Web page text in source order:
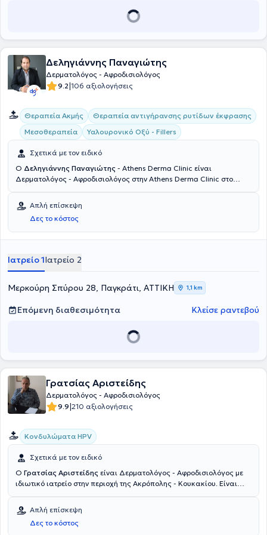
Δεληγιάννης Παναγιώτης
Δερματολόγος - Αφροδισιολόγος
9.2|106 αξιολογήσεις
Θεραπεία Ακμής
Θεραπεία αντιγήρανσης ρυτίδων έκφρασης
Μεσοθεραπεία
Υαλουρονικό Οξύ - Fillers
Σχετικά με τον ειδικό
Ο Δεληγιάννης Παναγιώτης - Athens Derma Clinic είναι
Δερματολόγος - Αφροδισιολόγος στην Athens Derma Clinic στο
πτυχιούχος της Ιατρικής Σχολής του Δημοκρίτειου Πανεπιστημίου
Θράκης. Ο γιατρός ειδικεύτηκε στο Νοσοκομείο Αφροδίσιων &
Δερματικών Νόσων Αθηνών "Ανδρέας Συγγρός" και έχει πολυετή
εμπειρία σε περιστατικά laser αποτρίχωσης, peeling, θεραπείας
Derma Clinic προσφέρονται πλήθος υπηρεσιών, εξατομικευμένες
για τις ανάγκες εκάστοτε ασθενούς.
Απλή επίσκεψη
Δες το κόστος
Ιατρείο 1Ιατρείο 2
Μερκούρη Σπύρου 28, Παγκράτι, ΑΤΤΙΚΗ 1,1 km
Επόμενη διαθεσιμότητα Κλείσε ραντεβού
Γρατσίας Αριστείδης
Δερματολόγος - Αφροδισιολόγος
9.9|210 αξιολογήσεις
Κονδυλώματα HPV
Σχετικά με τον ειδικό
Ο Γρατσίας Αριστείδης είναι Δερματολόγος - Αφροδισιολόγος με
ιδιωτικό ιατρείο στην περιοχή της Ακρόπολης - Κουκακίου. Είναι
λάβει εκπαίδευση στην ειδικότητα της δερματολογίας και
δερματοχειρουργικής στο Νοσοκομείο Δερματικών και Αφροδίσιων
Νόσων Αθηνών "Ανδρέας Συγγρός". Διαθέτει εξειδίκευση στην
Απλή επίσκεψη
Δες το κόστος